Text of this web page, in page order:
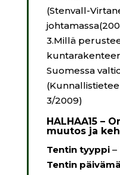
(Stenvall-
3.Millä
Suomessa
3/2009)
HALHAA15 –
muutos ja
Tentin tyyppi–
Tentin